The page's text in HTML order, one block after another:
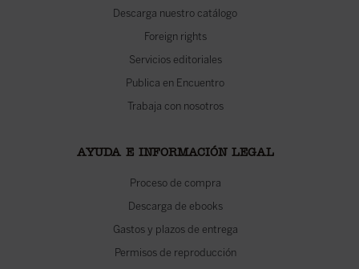
Descarga nuestro catálogo
Foreign rights
Servicios editoriales
Publica en Encuentro
Trabaja con nosotros
AYUDA E INFORMACIÓN LEGAL
Proceso de compra
Descarga de ebooks
Gastos y plazos de entrega
Permisos de reproducción